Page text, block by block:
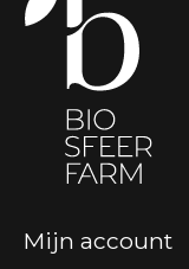
Mijn account